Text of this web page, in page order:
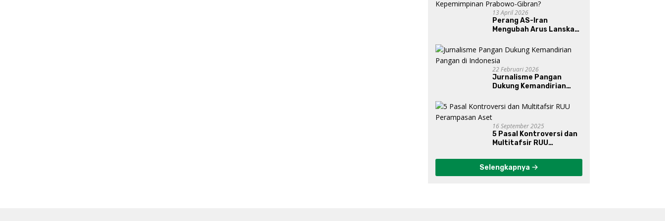
13 April 2026
Perang AS-Iran
Mengubah Arus Lanskap
Bawah Kepemimpinan
Prabowo-Gibran?
22 Februari 2026
Jurnalisme Pangan
Dukung Kemandirian
16 September 2025
5 Pasal Kontroversi dan
Multitafsir RUU
Selengkapnya